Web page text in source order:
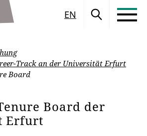
EN
Track an der Universität Erfurt
Board
Board der
Erfurt